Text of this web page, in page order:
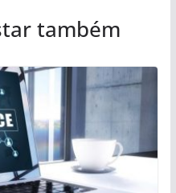
também